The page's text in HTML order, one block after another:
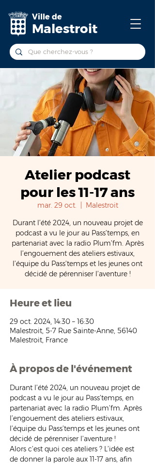
Ville de
Malestroit
Atelier podcast
pour les 11-17 ans
mar. 29 oct.
Malestroit
Durant l’été 2024, un nouveau projet de
podcast a vu le jour au Pass’temps, en
partenariat avec la radio Plum’fm. Après
l’engouement des ateliers estivaux,
l’équipe du Pass’temps et les jeunes ont
décidé de pérenniser l’aventure !
Heure et lieu
29 oct. 2024, 14:30 – 16:30
Malestroit, 5-7 Rue Sainte-Anne, 56140
Malestroit, France
À propos de l'événement
Durant l’été 2024, un nouveau projet de
podcast a vu le jour au Pass’temps, en
partenariat avec la radio Plum’fm. Après
l’engouement des ateliers estivaux,
l’équipe du Pass’temps et les jeunes ont
décidé de pérenniser l’aventure !
Alors c’est quoi ces ateliers ? L’idée est
de donner la parole aux 11-17 ans, afin